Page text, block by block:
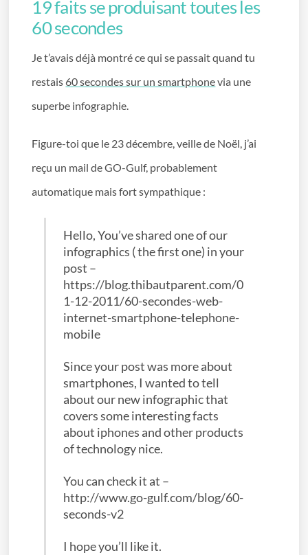
19 faits se produisant toutes les
60 secondes
Je t’avais déjà montré ce qui se passait quand tu
restais 60 secondes sur un smartphonevia une
superbe infographie.
Figure-toi que le 23 décembre, veille de Noël, j’ai
reçu un mail de GO-Gulf, probablement
automatique mais fort sympathique :
Hello, You’ve shared one of our
infographics ( the first one) in your
post –
https://blog.thibautparent.com/0
1-12-2011/60-secondes-web-
internet-smartphone-telephone-
mobile
Since your post was more about
smartphones, I wanted to tell
about our new infographic that
covers some interesting facts
about iphones and other products
of technology nice.
You can check it at –
http://www.go-gulf.com/blog/60-
seconds-v2
I hope you’ll like it.